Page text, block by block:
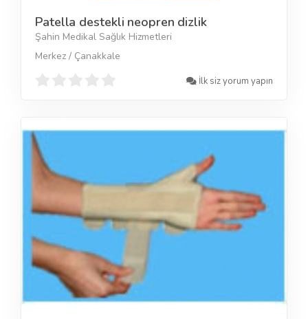
Patella destekli neopren dizlik
Şahin Medikal Sağlık Hizmetleri
Merkez / Çanakkale
İlk siz yorum yapın